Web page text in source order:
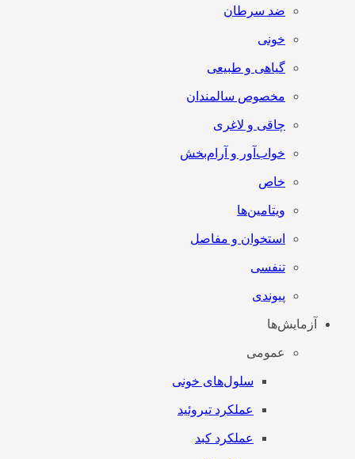
ضد سرطان
خونی
گیاهی و طبیعی
مخصوص سالمندان
چاقی و لاغری
خواب‌آور و آرام‌بخش
خاص
ویتامین‌ها
استخوان و مفاصل
تنفسی
پیوندی
آزمایش‌ها
عمومی
سلول‌های خونی
عملکرد تیروئید
عملکرد کبد